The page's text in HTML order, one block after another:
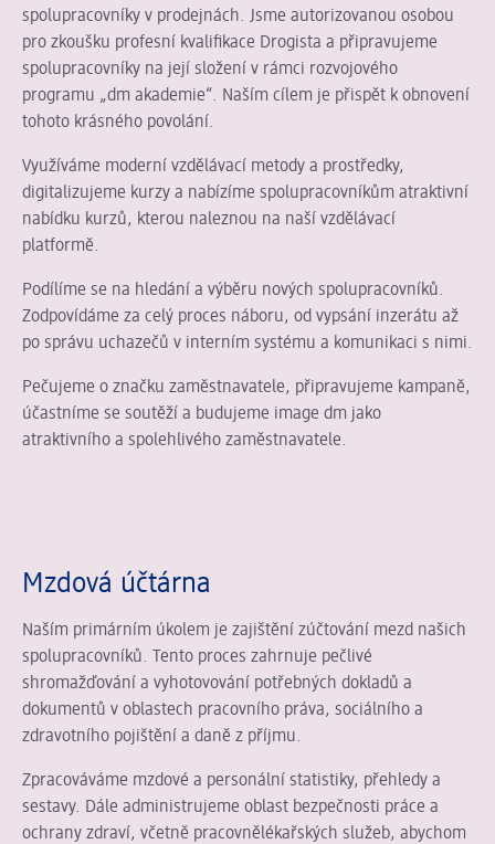
spolupracovníky v prodejnách. Jsme autorizovanou osobou
pro zkoušku profesní kvalifikace Drogista a připravujeme
spolupracovníky na její složení v rámci rozvojového
programu „dm akademie“. Naším cílem je přispět k obnovení
tohoto krásného povolání.
Využíváme moderní vzdělávací metody a prostředky,
digitalizujeme kurzy a nabízíme spolupracovníkům atraktivní
nabídku kurzů, kterou naleznou na naší vzdělávací
platformě.
Podílíme se na hledání a výběru nových spolupracovníků.
Zodpovídáme za celý proces náboru, od vypsání inzerátu až
po správu uchazečů v interním systému a komunikaci s nimi.
Pečujeme o značku zaměstnavatele, připravujeme kampaně,
účastníme se soutěží a budujeme image dm jako
atraktivního a spolehlivého zaměstnavatele.
Mzdová účtárna
Naším primárním úkolem je zajištění zúčtování mezd našich
spolupracovníků. Tento proces zahrnuje pečlivé
shromažďování a vyhotovování potřebných dokladů a
dokumentů v oblastech pracovního práva, sociálního a
zdravotního pojištění a daně z příjmu.
Zpracováváme mzdové a personální statistiky, přehledy a
sestavy. Dále administrujeme oblast bezpečnosti práce a
ochrany zdraví, včetně pracovnělékařských služeb, abychom